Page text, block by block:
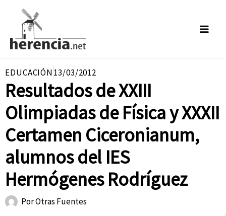
contenido
EDUCACIÓN13/03/2012
Resultados de XXIII
Olimpiadas de Física y XXXII
Certamen Ciceronianum,
alumnos del IES
Hermógenes Rodríguez
PorOtras Fuentes